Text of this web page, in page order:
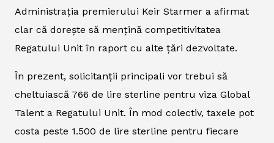
Administrația premierului Keir Starmer a afirmat
clar că dorește să mențină competitivitatea
Regatului Unit în raport cu alte țări dezvoltate.
În prezent, solicitanții principali vor trebui să
cheltuiască 766 de lire sterline pentru viza Global
Talent a Regatului Unit. În mod colectiv, taxele pot
costa peste 1.500 de lire sterline pentru fiecare